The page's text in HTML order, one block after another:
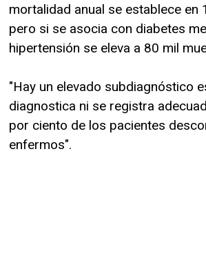
mortalidad anual se establece en
pero si se asocia con diabetes
hipertensión se eleva a 80 mil
"Hay un elevado subdiagnóstico
diagnostica ni se registra
por ciento de los pacientes
enfermos".